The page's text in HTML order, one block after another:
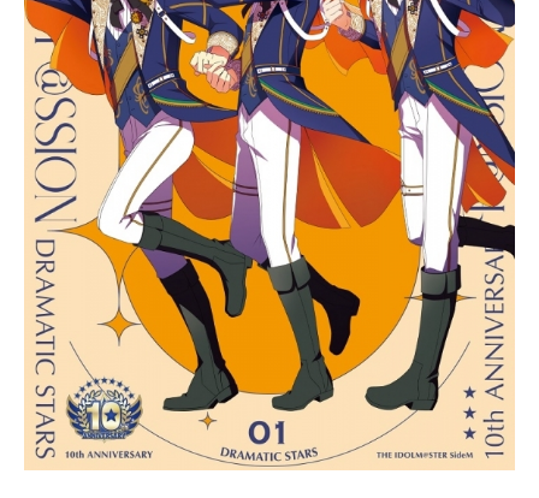
石塚運昇ショーター・ウォン：古川
慎フレデリック・オーサー：細谷佳
正伊部俊一：川田紳司ユーシス：福
山潤シン・スウ・リン：千葉翔也ラ
オ・イェン・タイ：斉藤壮馬ブラン
カ：森川智之スタッフ原作：吉田秋
生「BANANAFISH」（小学館フラワ
ーコミックス刊）監督：内海紘子シ
リーズ構成：瀬古浩司キャラクター
デザイン：林明美総作画監督：山田
歩 鎌田晋平ハードボイルド監修：
久木晃嗣色彩設計：鎌田千賀子美術
監督：水谷利春撮影監督：淡輪雄介
編集：奥田浩史音楽：大沢伸一音響
監督：山田陽アニメーション制作...